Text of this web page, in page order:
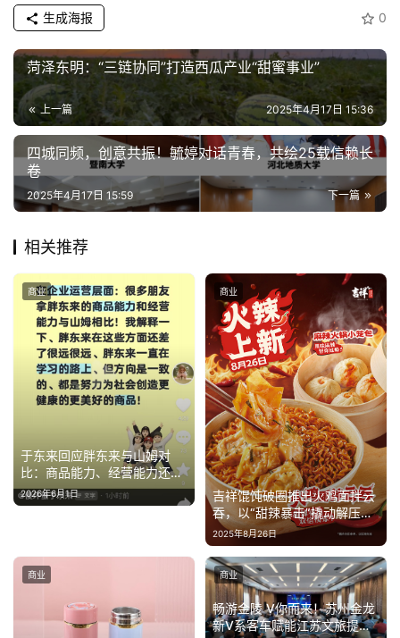
0
生成海报
菏泽东明：“三链协同”打造西瓜产业“甜蜜事业”
上一篇 2025年4月17日 15:36
四城同频，创意共振！毓婷对话青春，共绘25载信赖长
卷
下一篇
2025年4月17日 15:59
相关推荐
于东来回应胖东来与山姆对
比：商品能力、经营能力还差
很远
2026年6月1日
商业
吉祥馄饨破圈推出火鸡面拌云
吞，以“甜辣暴击”撬动解压经
济
2025年8月26日
商业
商业
畅游金陵 V你而来！苏州金龙
新V系客车赋能江苏文旅提质
商业